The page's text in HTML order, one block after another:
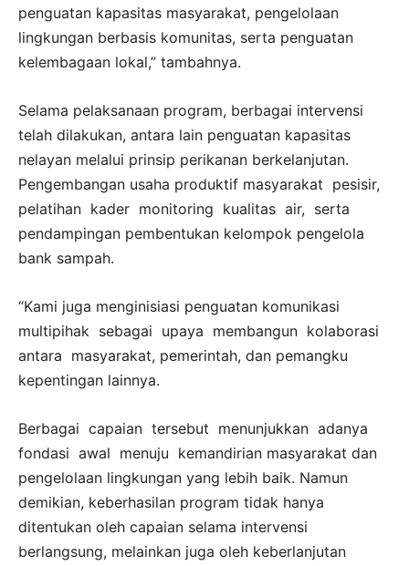
penguatan kapasitas masyarakat, pengelolaan
lingkungan berbasis komunitas, serta penguatan
kelembagaan lokal,” tambahnya.
Selama pelaksanaan program, berbagai intervensi
telah dilakukan, antara lain penguatan kapasitas
nelayan melalui prinsip perikanan berkelanjutan.
Pengembangan usaha produktif masyarakat pesisir,
pelatihan kader monitoring kualitas air, serta
pendampingan pembentukan kelompok pengelola
bank sampah.
“Kami juga menginisiasi penguatan komunikasi
multipihak sebagai upaya membangun kolaborasi
antara masyarakat, pemerintah, dan pemangku
kepentingan lainnya.
Berbagai capaian tersebut menunjukkan adanya
fondasi awal menuju kemandirian masyarakat dan
pengelolaan lingkungan yang lebih baik. Namun
demikian, keberhasilan program tidak hanya
ditentukan oleh capaian selama intervensi
berlangsung, melainkan juga oleh keberlanjutan